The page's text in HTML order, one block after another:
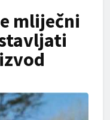
mliječni